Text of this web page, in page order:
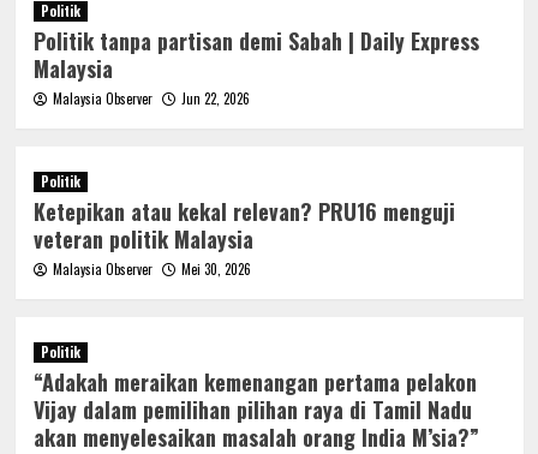
Politik
Politik tanpa partisan demi Sabah | Daily Express
Malaysia
Malaysia Observer Jun 22, 2026
Politik
Ketepikan atau kekal relevan? PRU16 menguji
veteran politik Malaysia
Malaysia Observer Mei 30, 2026
Politik
“Adakah meraikan kemenangan pertama pelakon
Vijay dalam pemilihan pilihan raya di Tamil Nadu
akan menyelesaikan masalah orang India M’sia?”